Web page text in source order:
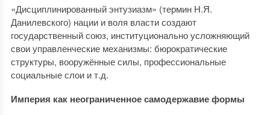
«Дисциплинированный энтузиазм» (термин Н.Я.
Данилевского) нации и воля власти создают
государственный союз, институционально усложняющий
свои управленческие механизмы: бюрократические
структуры, вооружённые силы, профессиональные
социальные слои и т.д.
Империя как неограниченное самодержавие формы